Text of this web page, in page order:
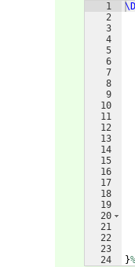
1
2
3
4
5
6
7
8
9
10
11
12
13
14
15
16
17
18
19
20
21
22
23
24
}%